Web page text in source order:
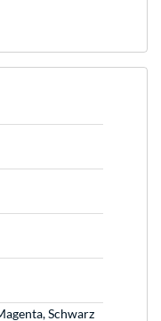
Schwarz